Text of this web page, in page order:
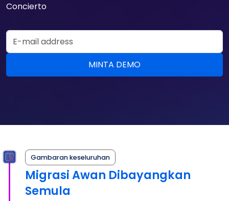
Concierto
MINTA DEMO
Email Address
Gambaran keseluruhan
Migrasi Awan Dibayangkan
Semula